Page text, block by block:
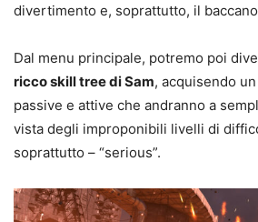
divertimento e, soprattutto, il
Dal menu principale, potremo poi
ricco skill tree di Sam, acquisendo
passive e attive che andranno a
vista degli improponibili livelli di
soprattutto – “serious”.